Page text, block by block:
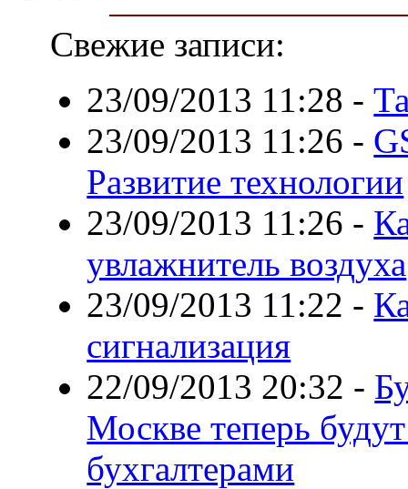
Свежие записи:
23/09/2013 11:28 -
23/09/2013 11:26 -
Развитие технологии
23/09/2013 11:26 -
увлажнитель воздуха
23/09/2013 11:22 -
сигнализация
22/09/2013 20:32 -
Москве теперь
бухгалтерами